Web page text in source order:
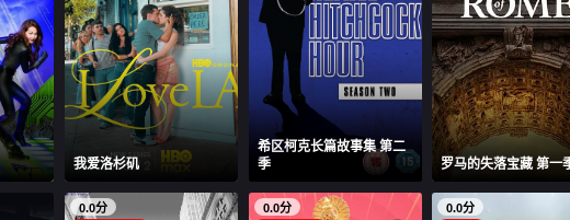
我爱洛杉矶
希区柯克长篇故事集 第二
季
罗马的失落宝藏 第一
0.0分
0.0分
0.0分